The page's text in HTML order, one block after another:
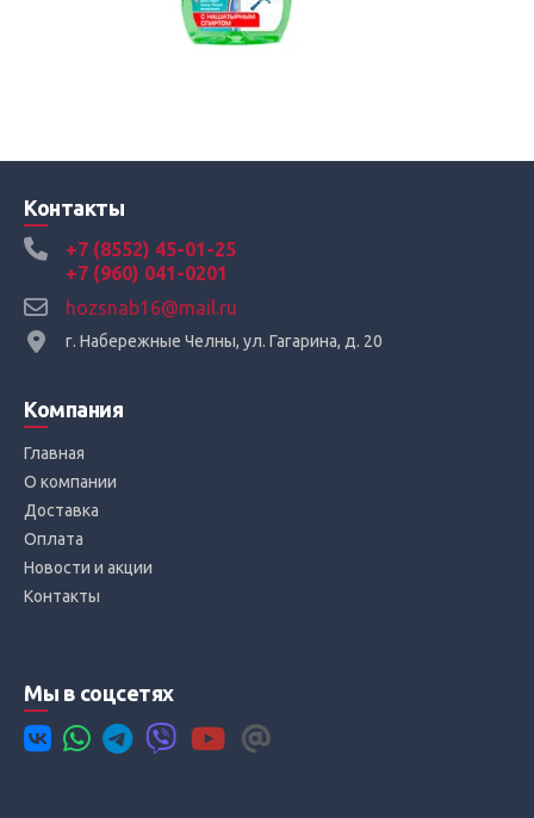
Контакты
+7 (8552) 45-01-25
+7 (960) 041-0201
hozsnab16@mail.ru
г. Набережные Челны, ул. Гагарина, д. 20
Компания
Главная
О компании
Доставка
Оплата
Новости и акции
Контакты
Мы в соцсетях